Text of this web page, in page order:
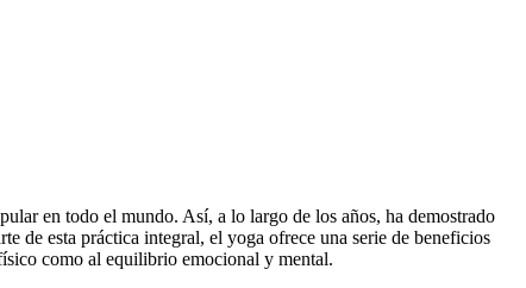
en todo el mundo. Así, a lo largo de los años, ha demostrado
de esta práctica integral, el yoga ofrece una serie de beneficios
como al equilibrio emocional y mental.